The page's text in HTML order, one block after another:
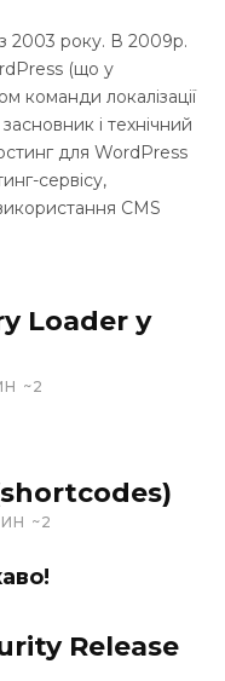
2003 року. В 2009р.
(що у
команди локалізації
і технічний
для WordPress
сервісу,
CMS
Loader у
~2
~2
Release